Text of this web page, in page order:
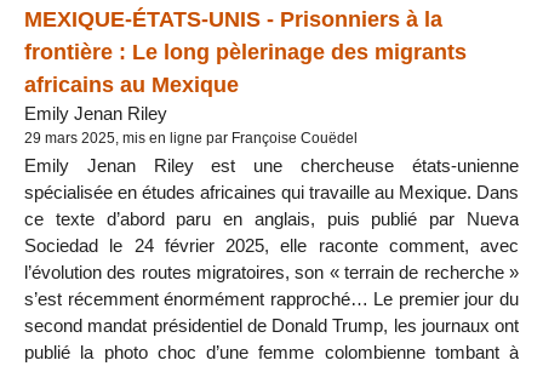
MEXIQUE-ÉTATS-UNIS - Prisonniers à la
frontière : Le long pèlerinage des migrants
africains au Mexique
Emily Jenan Riley
29 mars 2025, mis en ligne par Françoise Couëdel
Emily Jenan Riley est une chercheuse états-unienne
spécialisée en études africaines qui travaille au Mexique. Dans
ce texte d’abord paru en anglais, puis publié par Nueva
Sociedad le 24 février 2025, elle raconte comment, avec
l’évolution des routes migratoires, son « terrain de recherche »
s’est récemment énormément rapproché… Le premier jour du
second mandat présidentiel de Donald Trump, les journaux ont
publié la photo choc d’une femme colombienne tombant à